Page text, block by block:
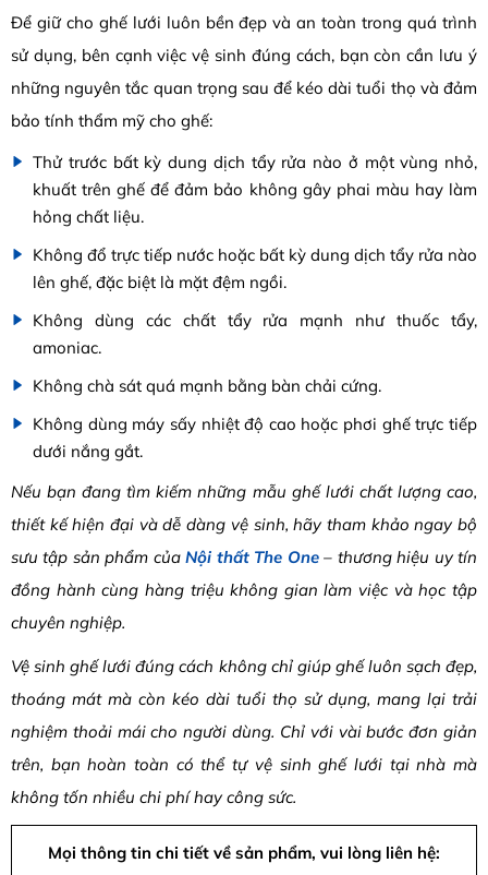
Để giữ cho ghế lưới luôn bền đẹp và an toàn trong quá trình
sử dụng, bên cạnh việc vệ sinh đúng cách, bạn còn cần lưu ý
những nguyên tắc quan trọng sau để kéo dài tuổi thọ và đảm
bảo tính thẩm mỹ cho ghế:
Thử trước bất kỳ dung dịch tẩy rửa nào ở một vùng nhỏ,
khuất trên ghế để đảm bảo không gây phai màu hay làm
hỏng chất liệu.
Không đổ trực tiếp nước hoặc bất kỳ dung dịch tẩy rửa nào
lên ghế, đặc biệt là mặt đệm ngồi.
Không dùng các chất tẩy rửa mạnh như thuốc tẩy,
amoniac.
Không chà sát quá mạnh bằng bàn chải cứng.
Không dùng máy sấy nhiệt độ cao hoặc phơi ghế trực tiếp
dưới nắng gắt.
Nếu bạn đang tìm kiếm những mẫu ghế lưới chất lượng cao,
thiết kế hiện đại và dễ dàng vệ sinh, hãy tham khảo ngay bộ
sưu tập sản phẩm củaNội thất The One– thương hiệu uy tín
đồng hành cùng hàng triệu không gian làm việc và học tập
chuyên nghiệp.
Vệ sinh ghế lưới đúng cách không chỉ giúp ghế luôn sạch đẹp,
thoáng mát mà còn kéo dài tuổi thọ sử dụng, mang lại trải
nghiệm thoải mái cho người dùng. Chỉ với vài bước đơn giản
trên, bạn hoàn toàn có thể tự vệ sinh ghế lưới tại nhà mà
không tốn nhiều chi phí hay công sức.
Mọi thông tin chi tiết về sản phẩm, vui lòng liên hệ: